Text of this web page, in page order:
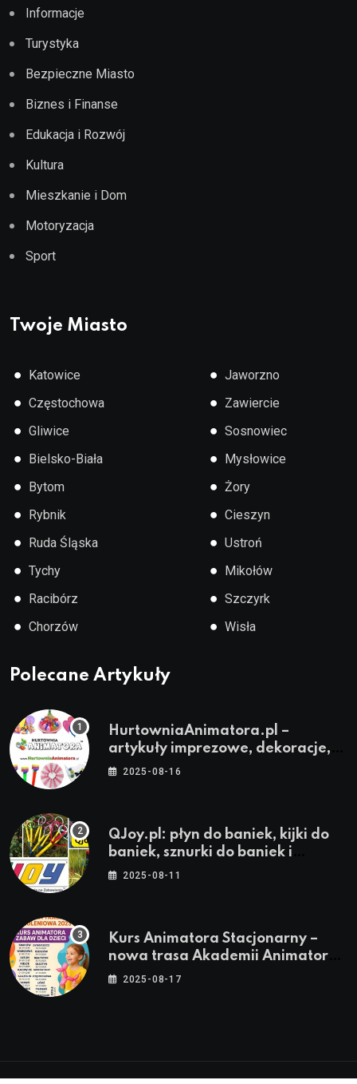
Informacje
Turystyka
Bezpieczne Miasto
Biznes i Finanse
Edukacja i Rozwój
Kultura
Mieszkanie i Dom
Motoryzacja
Sport
Twoje Miasto
● Katowice
● Częstochowa
● Gliwice
● Bielsko-Biała
● Bytom
● Rybnik
● Ruda Śląska
● Tychy
● Racibórz
● Chorzów
● Jaworzno
● Zawiercie
● Sosnowiec
● Mysłowice
● Żory
● Cieszyn
● Ustroń
● Mikołów
● Szczyrk
● Wisła
Polecane Artykuły
HurtowniaAnimatora.pl –
artykuły imprezowe, dekoracje,
stroje i akcesoria dla animatorów
2025-08-16
QJoy.pl: płyn do baniek, kijki do
baniek, sznurki do baniek i
zestawy do baniek
2025-08-11
Kurs Animatora Stacjonarny –
nowa trasa Akademii Animatora
– jesień 2025
2025-08-17